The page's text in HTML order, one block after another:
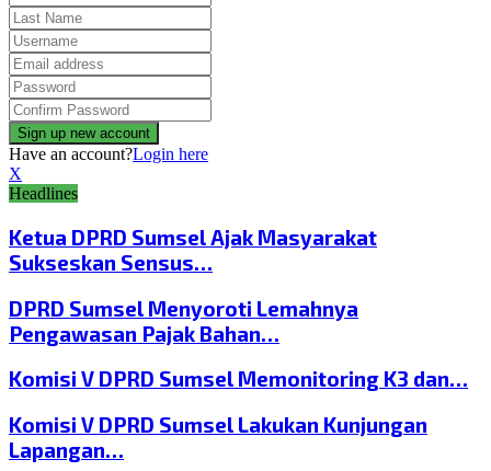
Have an account?Login here
X
Headlines
Ketua DPRD Sumsel Ajak Masyarakat
Sukseskan Sensus…
DPRD Sumsel Menyoroti Lemahnya
Pengawasan Pajak Bahan…
Komisi V DPRD Sumsel Memonitoring K3 dan…
Komisi V DPRD Sumsel Lakukan Kunjungan
Lapangan…